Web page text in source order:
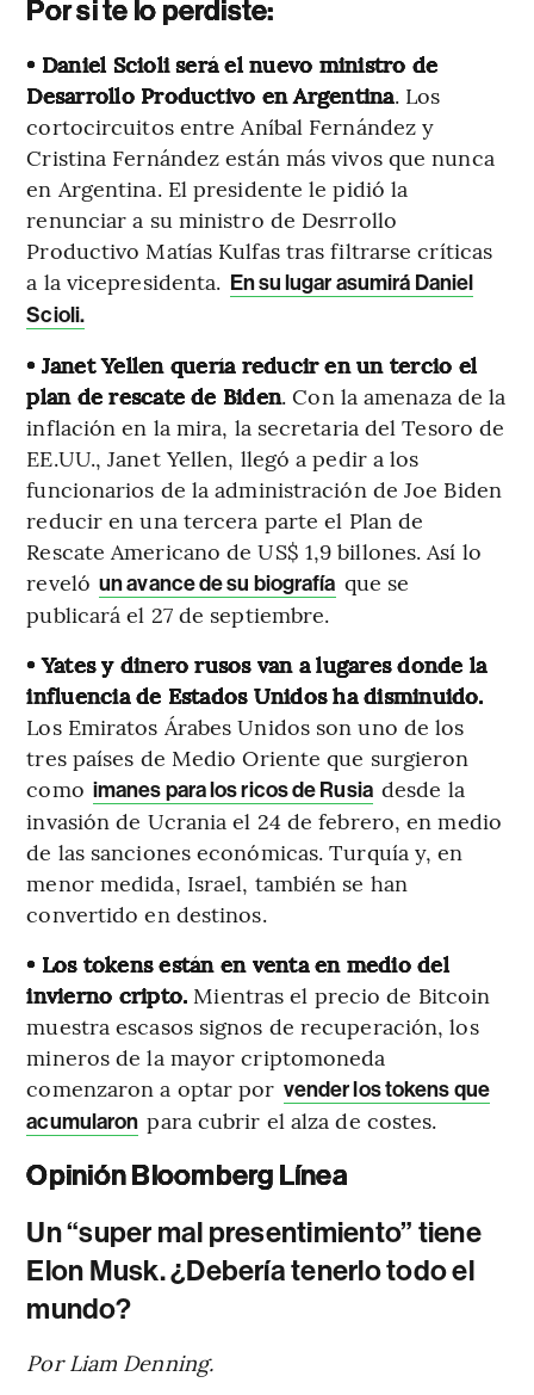
Por si te lo perdiste:
• Daniel Scioli será el nuevo ministro de
Desarrollo Productivo en Argentina. Los
cortocircuitos entre Aníbal Fernández y
Cristina Fernández están más vivos que nunca
en Argentina. El presidente le pidió la
renunciar a su ministro de Desrrollo
Productivo Matías Kulfas tras filtrarse críticas
a la vicepresidenta. En su lugar asumirá Daniel
Scioli.
• Janet Yellen quería reducir en un tercio el
plan de rescate de Biden. Con la amenaza de la
inflación en la mira, la secretaria del Tesoro de
EE.UU., Janet Yellen, llegó a pedir a los
funcionarios de la administración de Joe Biden
reducir en una tercera parte el Plan de
Rescate Americano de US$ 1,9 billones. Así lo
reveló un avance de su biografía que se
publicará el 27 de septiembre.
• Yates y dinero rusos van a lugares donde la
influencia de Estados Unidos ha disminuido.
Los Emiratos Árabes Unidos son uno de los
tres países de Medio Oriente que surgieron
como imanes para los ricos de Rusia desde la
invasión de Ucrania el 24 de febrero, en medio
de las sanciones económicas. Turquía y, en
menor medida, Israel, también se han
convertido en destinos.
• Los tokens están en venta en medio del
invierno cripto. Mientras el precio de Bitcoin
muestra escasos signos de recuperación, los
mineros de la mayor criptomoneda
comenzaron a optar por vender los tokens que
acumularon para cubrir el alza de costes.
Opinión Bloomberg Línea
Un “super mal presentimiento” tiene
Elon Musk. ¿Debería tenerlo todo el
mundo?
Por Liam Denning.